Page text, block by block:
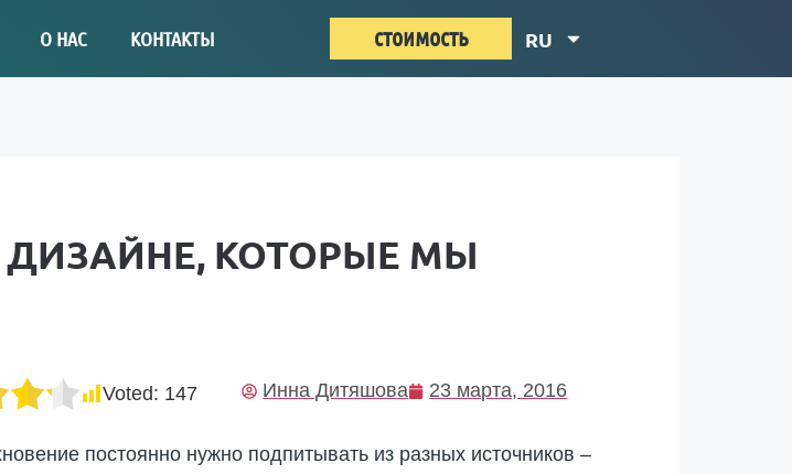
О НАС КОНТАКТЫ стоимость RU
ДИЗАЙНЕ, КОТОРЫЕ МЫ
Voted: 147 Инна Дитяшова 23 марта, 2016
постоянно нужно подпитывать из разных источников –